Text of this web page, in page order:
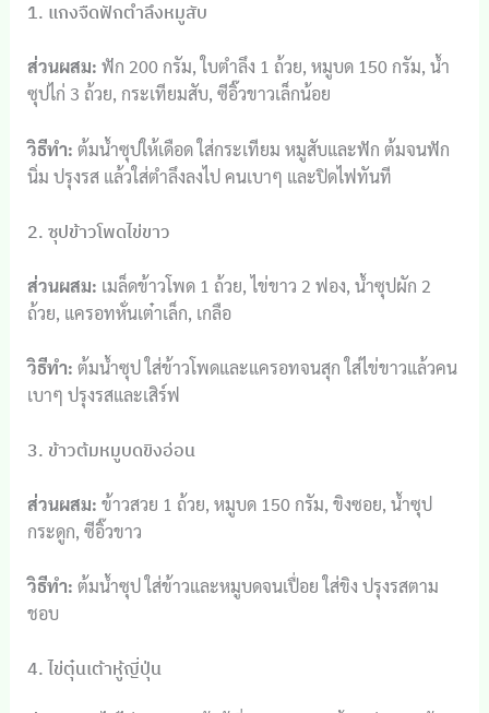
1. แกงจืดฟักตำลึงหมูสับ
ส่วนผสม: ฟัก 200 กรัม, ใบตำลึง 1 ถ้วย, หมูบด 150 กรัม, น้ำ
ซุปไก่ 3 ถ้วย, กระเทียมสับ, ซีอิ๊วขาวเล็กน้อย
วิธีทำ: ต้มน้ำซุปให้เดือด ใส่กระเทียม หมูสับและฟัก ต้มจนฟัก
นิ่ม ปรุงรส แล้วใส่ตำลึงลงไป คนเบาๆ และปิดไฟทันที
2. ซุปข้าวโพดไข่ขาว
ส่วนผสม: เมล็ดข้าวโพด 1 ถ้วย, ไข่ขาว 2 ฟอง, น้ำซุปผัก 2
ถ้วย, แครอทหั่นเต๋าเล็ก, เกลือ
วิธีทำ: ต้มน้ำซุป ใส่ข้าวโพดและแครอทจนสุก ใส่ไข่ขาวแล้วคน
เบาๆ ปรุงรสและเสิร์ฟ
3. ข้าวต้มหมูบดขิงอ่อน
ส่วนผสม: ข้าวสวย 1 ถ้วย, หมูบด 150 กรัม, ขิงซอย, น้ำซุป
กระดูก, ซีอิ๊วขาว
วิธีทำ: ต้มน้ำซุป ใส่ข้าวและหมูบดจนเปื่อย ใส่ขิง ปรุงรสตาม
ชอบ
4. ไข่ตุ๋นเต้าหู้ญี่ปุ่น